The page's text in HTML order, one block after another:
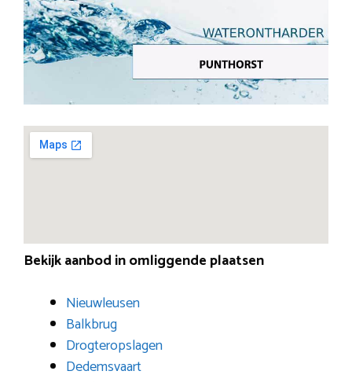
Bekijk aanbod in omliggende plaatsen
Nieuwleusen
Balkbrug
Drogteropslagen
Dedemsvaart